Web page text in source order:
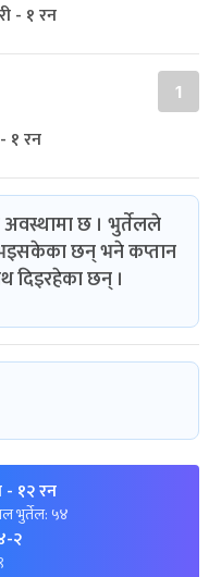
- १ रन
1
१ रन
छ । भुर्तेलले
छन् भने कप्तान
दिइरहेका छन् ।
- १२ रन
भुर्तेल: ५४
२